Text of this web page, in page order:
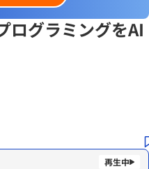
グラミングをAI